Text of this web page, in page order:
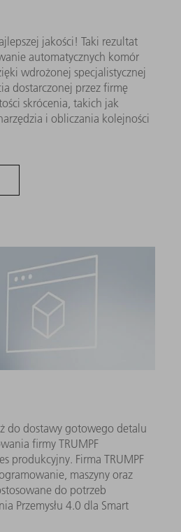
jakości! Taki rezultat
automatycznych komór
wdrożonej specjalistycznej
dostarczonej przez firmę
skrócenia, takich jak
i obliczania kolejności
do dostawy gotowego detalu
firmy TRUMPF
produkcyjny. Firma TRUMPF
maszyny oraz
do potrzeb
Przemysłu 4.0 dla Smart